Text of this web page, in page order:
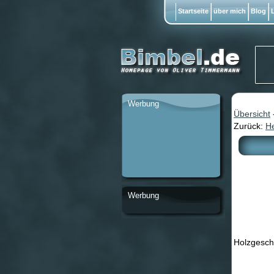
Übersicht
Zurück:
Werbung
Werbung
Startseite über mich Blog